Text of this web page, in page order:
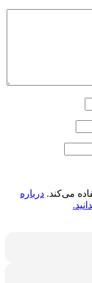
می‌کند. درباره